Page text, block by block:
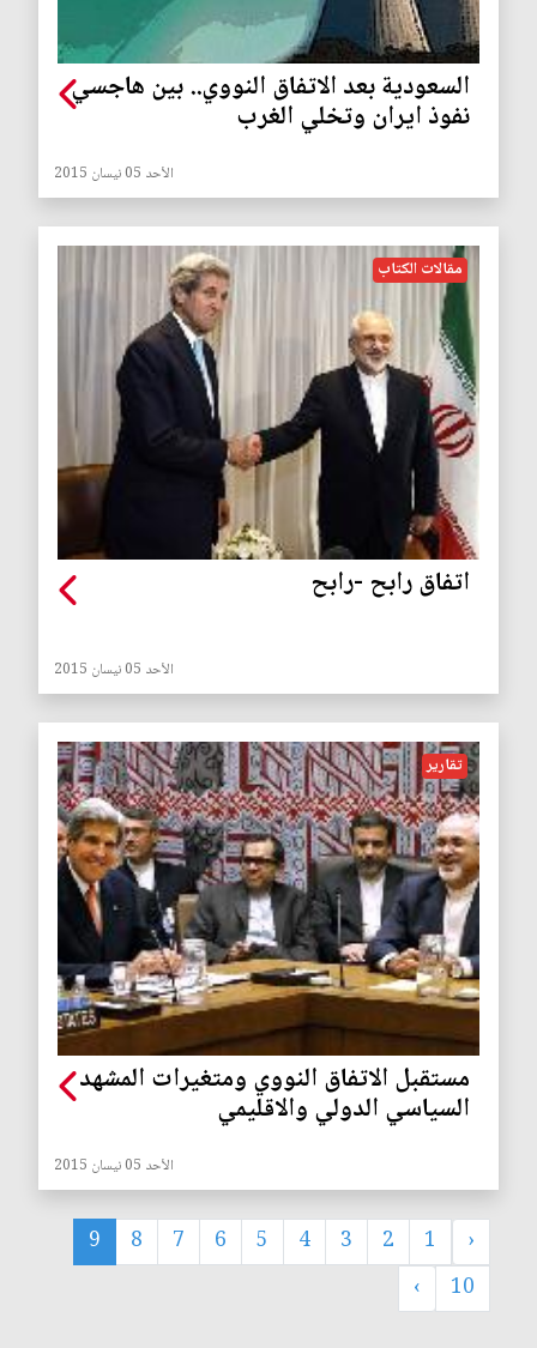
السعودية بعد الاتفاق النووي.. بين هاجسي
نفوذ ايران وتخلي الغرب
الأحد 05 نيسان 2015
مقالات الكتاب
اتفاق رابح -رابح
الأحد 05 نيسان 2015
تقارير
مستقبل الاتفاق النووي ومتغيرات المشهد
السياسي الدولي والاقليمي
الأحد 05 نيسان 2015
‹
1
2
3
4
5
6
7
8
9
10
›